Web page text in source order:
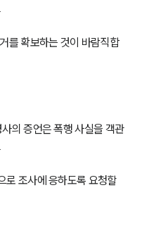
를 확보하는 것이 바람직합
의 증언은 폭행 사실을 객관
로 조사에 응하도록 요청할